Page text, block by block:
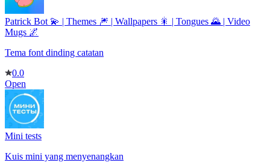
Patrick Bot 💫 | Themes 🎆 | Wallpapers 🎇 | Tongues 🌄 | Video
Mugs 🌌
Tema font dinding catatan
0.0
Open
Mini tests
Kuis mini yang menyenangkan